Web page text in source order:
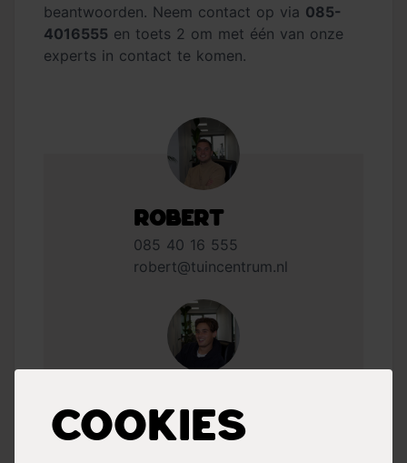
Cookies
beantwoorden. Neem contact op via 085-
4016555 en toets 2 om met één van onze
experts in contact te komen.
Robert
085 40 16 555
robert@tuincentrum.nl
085 40 16 555